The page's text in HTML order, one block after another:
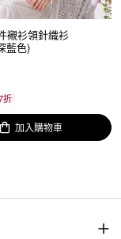
襯衫領針織衫
藍色)
折
加入購物車